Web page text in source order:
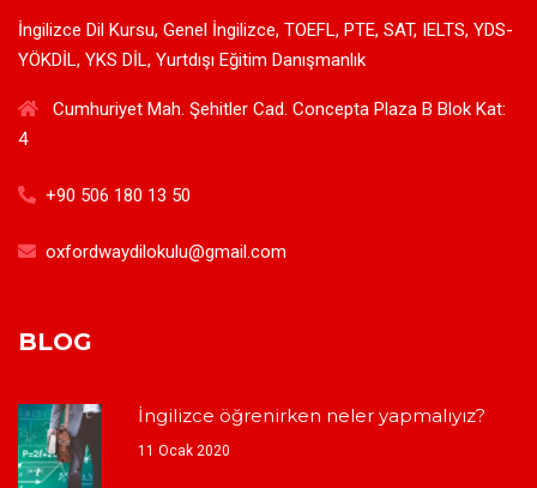
İngilizce Dil Kursu, Genel İngilizce, TOEFL, PTE, SAT, IELTS, YDS-
YÖKDİL, YKS DİL, Yurtdışı Eğitim Danışmanlık
Cumhuriyet Mah. Şehitler Cad. Concepta Plaza B Blok Kat:
4
+90 506 180 13 50
oxfordwaydilokulu@gmail.com
BLOG
İngilizce öğrenirken neler yapmalıyız?
11 Ocak 2020